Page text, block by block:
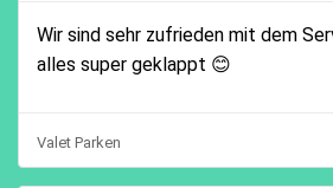
Wir sind sehr zufrieden mit dem
alles super geklappt 😊
Valet Parken